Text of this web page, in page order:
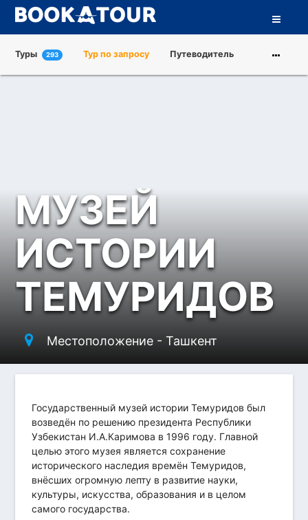
Туры 293 Тур по запросу Путеводитель
МУЗЕЙ
ИСТОРИИ
ТЕМУРИДОВ
Местоположение - Ташкент
Государственный музей истории Темуридов был
возведён по решению президента Республики
Узбекистан И.А.Каримова в 1996 году. Главной
целью этого музея является сохранение
исторического наследия времён Темуридов,
внёсших огромную лепту в развитие науки,
культуры, искусства, образования и в целом
самого государства.